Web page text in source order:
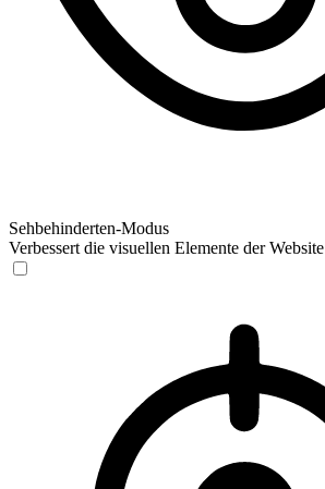
Sehbehinderten-Modus
Verbessert die visuellen Elemente der Website